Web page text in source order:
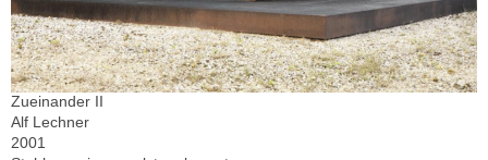
Zueinander II
Alf Lechner
2001